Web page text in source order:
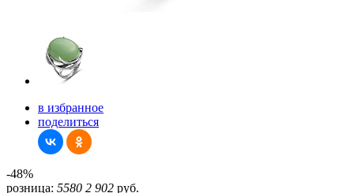
в избранное
поделиться
-48%
розница: 5580 2 902 руб.